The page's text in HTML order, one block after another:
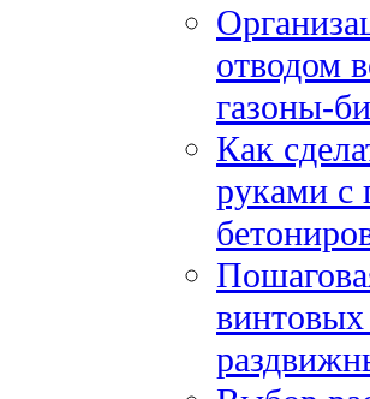
отводом
газоны-
Как
руками с